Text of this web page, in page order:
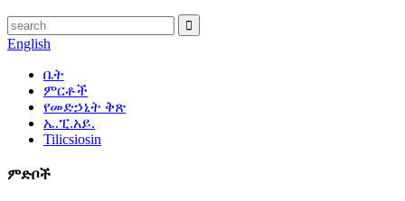
English
ቤት
ምርቶች
የመድኃኒት ቅጽ
ኤ.ፒ.አይ.
Tilicsiosin
ምድቦች